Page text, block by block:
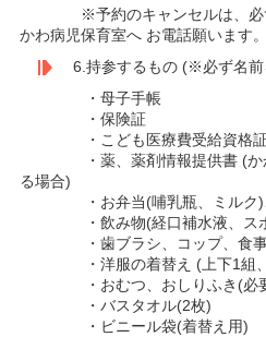
※予約のキャンセルは、必ず
かわ病児保育室へ お電話願います。
6.持参するもの (※必ず名前
・母子手帳
・保険証
・こども医療費受給資格
・薬、薬剤情報提供書 (かか
る場合)
・お弁当(哺乳瓶、ミルク)
・飲み物(経口補水液、スポ
・歯ブラシ、コップ、食事
・洋服の着替え (上下1組、
・おむつ、おしりふき(必要
・バスタオル(2枚)
・ビニール袋(着替え用)